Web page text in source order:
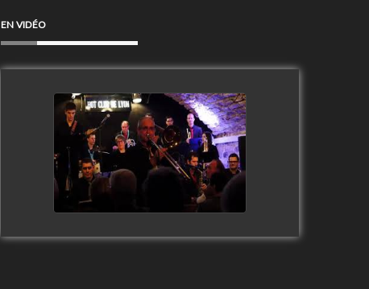
EN VIDÉO
Clip Only Big Band 2019
watch video